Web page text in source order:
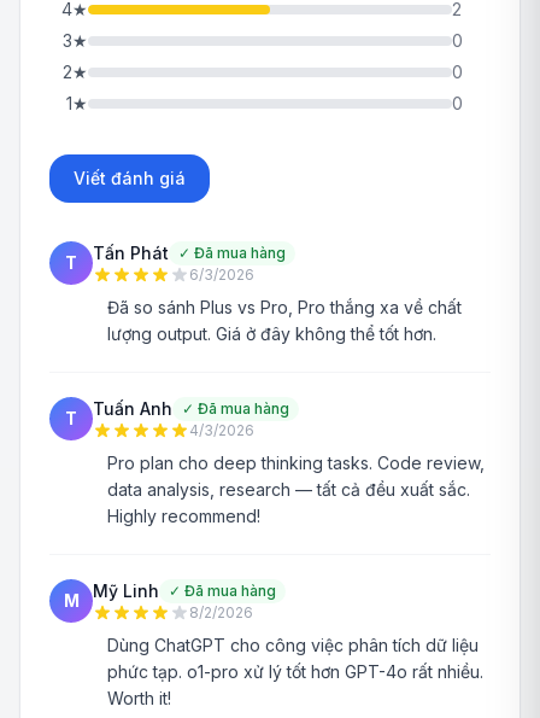
4★
2
3★
0
2★
0
1★ 0
Viết đánh giá
T Tấn Phát ✓ Đã mua hàng
6/3/2026
Đã so sánh Plus vs Pro, Pro thắng xa về chất
lượng output. Giá ở đây không thể tốt hơn.
T Tuấn Anh ✓ Đã mua hàng
4/3/2026
Pro plan cho deep thinking tasks. Code review,
data analysis, research — tất cả đều xuất sắc.
Highly recommend!
M Mỹ Linh ✓ Đã mua hàng
8/2/2026
Dùng ChatGPT cho công việc phân tích dữ liệu
phức tạp. o1-pro xử lý tốt hơn GPT-4o rất nhiều.
Worth it!